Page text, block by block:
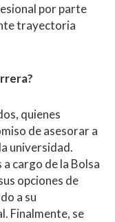
por parte
trayectoria
quienes
de asesorar a
universidad.
cargo de la Bolsa
opciones de
a su
Finalmente, se